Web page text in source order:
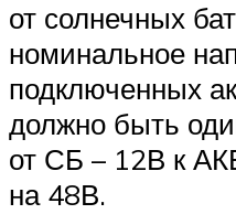
от солнечных
номинальное
подключенных
должно быть
от СБ – 12В к
на 48В.